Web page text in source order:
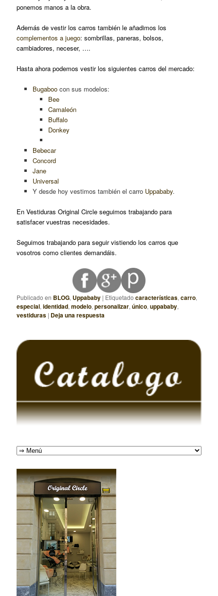
ponemos manos a la obra.
Además de vestir los carros también le añadimos los
complementos a juego: sombrillas, paneras, bolsos,
cambiadores, neceser, ….
Hasta ahora podemos vestir los siguientes carros del mercado:
Bugaboo con sus modelos:
Bee
Camaleón
Buffalo
Donkey
Bebecar
Concord
Jane
Universal
Y desde hoy vestimos también el carro Uppababy.
En Vestiduras Original Circle seguimos trabajando para
satisfacer vuestras necesidades.
Seguimos trabajando para seguir vistiendo los carros que
vosotros como clientes demandáis.
Publicado en BLOG, Uppababy | Etiquetado características,carro,
especial,identidad,modelo,personalizar,único,uppababy,
vestiduras | Deja una respuesta